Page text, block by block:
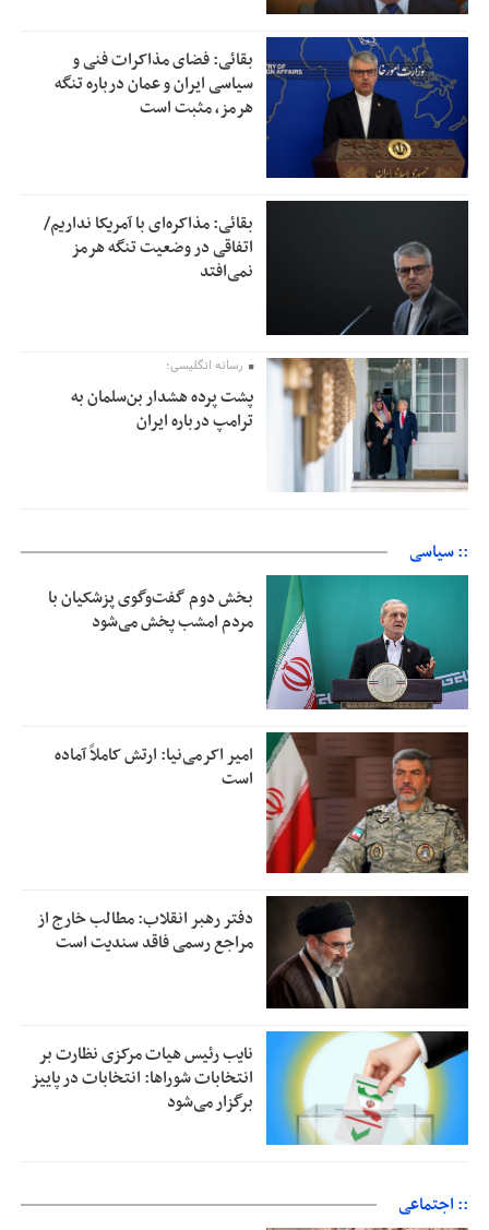
بقائی: فضای مذاکرات فنی و
سیاسی ایران و عمان درباره تنگه
هرمز، مثبت است
بقائی: مذاکره‌ای با آمریکا نداریم/
اتفاقی در وضعیت تنگه هرمز
نمی‌افتد
رسانه انگلیسی؛
پشت پرده هشدار بن‌سلمان به
ترامپ درباره ایران
:: سیاسی
بخش دوم گفت‌وگوی پزشکیان با
مردم امشب پخش می‌شود
امیر اکرمی‌نیا: ارتش کاملاً آماده
است
دفتر رهبر انقلاب: مطالب خارج از
مراجع رسمی فاقد سندیت است
نایب رئیس هیات مرکزی نظارت بر
انتخابات شوراها: انتخابات در پاییز
برگزار می‌شود
:: اجتماعی